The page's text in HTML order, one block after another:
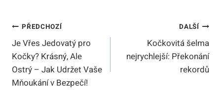
Navigace
Pro
Příspěvek
PŘEDCHOZÍ
Je Vřes Jedovatý pro
Kočky? Krásný, Ale
Ostrý – Jak Udržet Vaše
Mňoukání v Bezpečí!
DALŠÍ
Kočkovitá šelma
nejrychlejší: Překonání
rekordů